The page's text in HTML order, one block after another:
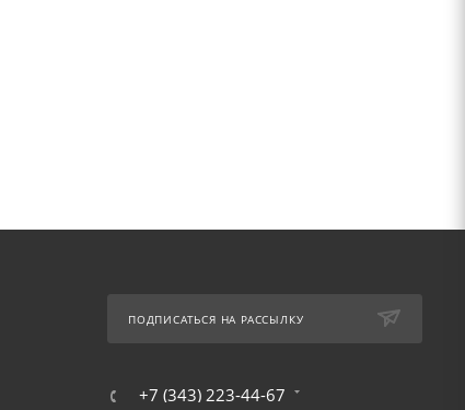
ПОДПИСАТЬСЯ НА РАССЫЛКУ
+7 (343) 223-44-67